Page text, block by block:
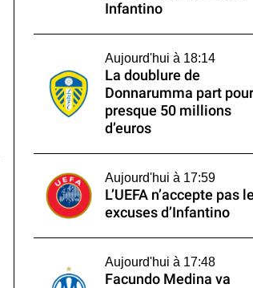
Infantino
Aujourd'hui à 18:14
La doublure de
Donnarumma part pour
presque 50 millions
d’euros
Aujourd'hui à 17:59
L’UEFA n’accepte pas
excuses d’Infantino
Aujourd'hui à 17:48
Facundo Medina va